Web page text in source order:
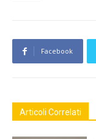
Facebook
Articoli Correlati